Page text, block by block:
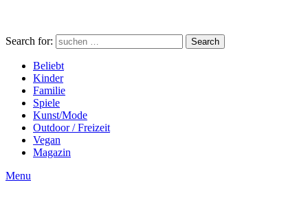
Search for: Search
Beliebt
Kinder
Familie
Spiele
Kunst/Mode
Outdoor / Freizeit
Vegan
Magazin
Menu